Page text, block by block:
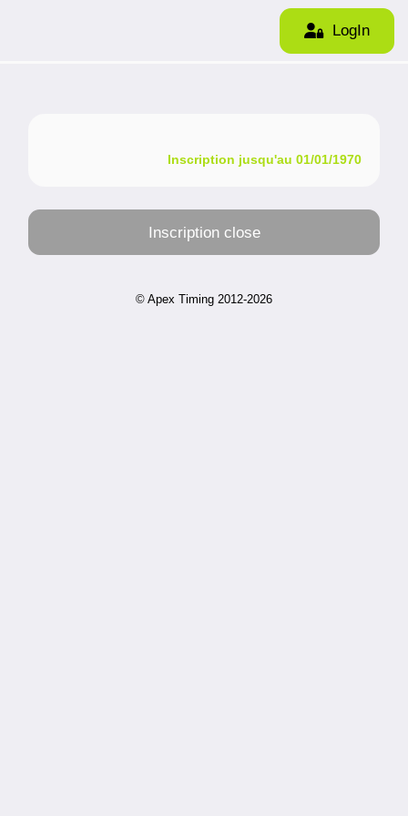
LogIn
Inscription jusqu'au 01/01/1970
Inscription close
© Apex Timing 2012-2026